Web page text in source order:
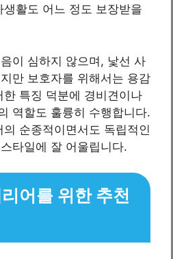
활도 어느 정도 보장받을
이 심하지 않으며, 낯선 사
만 보호자를 위해서는 용감
특징 덕분에 경비견이나
역할도 훌륭히 수행합니다.
순종적이면서도 독립적인
타일에 잘 어울립니다.
어를 위한 추천